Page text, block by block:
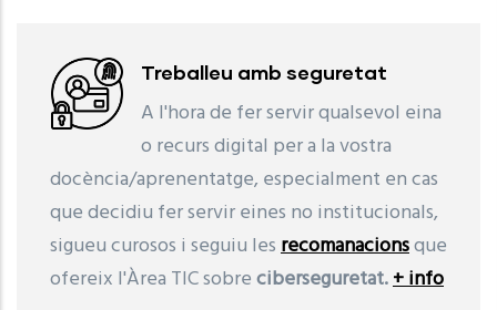
Treballeu amb seguretat
A l'hora de fer servir qualsevol eina
o recurs digital per a la vostra
docència/aprenentatge, especialment en cas
que decidiu fer servir eines no institucionals,
sigueu curosos i seguiu lesrecomanacionsque
ofereix l'Àrea TIC sobreciberseguretat.+ info